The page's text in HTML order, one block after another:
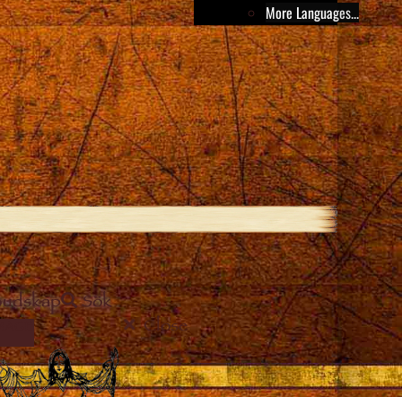
More Languages...
Sök
Close